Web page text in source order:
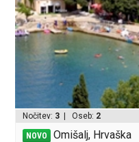
Nočitev: 3 | Oseb: 2
NOVO Omišalj, Hrvaška